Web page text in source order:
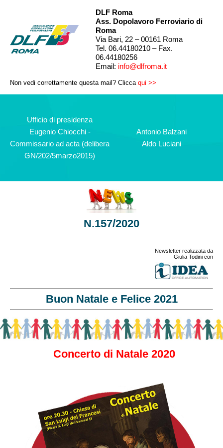
DLF Roma
Ass. Dopolavoro Ferroviario di
Roma
Via Bari, 22 – 00161 Roma
Tel. 06.44180210 – Fax.
06.44180256
Email: info@dlfroma.it
Non vedi correttamente questa mail? Clicca qui >>
Ufficio di presidenza
Eugenio Chiocchi -
Commissario ad acta (delibera
GN/202/5marzo2015)
Antonio Balzani
Aldo Luciani
N.157/2020
Newsletter realizzata da
Giulia Todini con
Buon Natale e Felice 2021
Concerto di Natale 2020